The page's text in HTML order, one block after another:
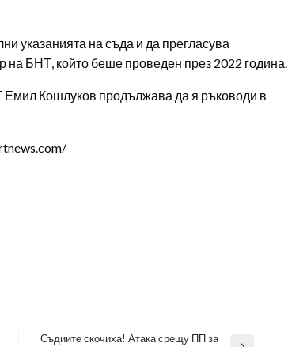
указанията на съда и да прегласува
на БНТ, който беше проведен през 2022 година.
Кошлуков продължава да я ръководи в
Съдиите скочиха! Атака срещу ПП за